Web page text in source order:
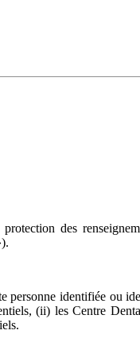
des
personne identifiée ou
(ii) les Centre